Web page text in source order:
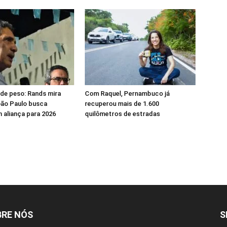
peso: Rands mira
Paulo busca
aliança para 2026
Com Raquel, Pernambuco já
recuperou mais de 1.600
quilômetros de estradas
NÓS